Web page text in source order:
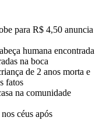
para R$ 4,50 anuncia
humana encontrada
na boca
de 2 anos morta e
fatos
na comunidade
céus após